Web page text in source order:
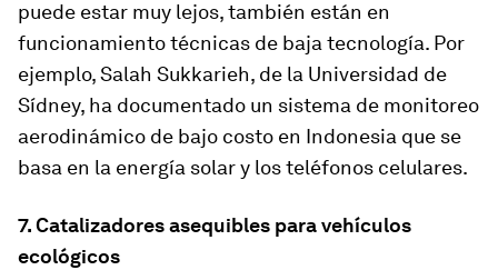
puede estar muy lejos, también están en
funcionamiento técnicas de baja tecnología. Por
ejemplo, Salah Sukkarieh, de la Universidad de
Sídney, ha documentado un sistema de monitoreo
aerodinámico de bajo costo en Indonesia que se
basa en la energía solar y los teléfonos celulares.
7. Catalizadores asequibles para vehículos
ecológicos